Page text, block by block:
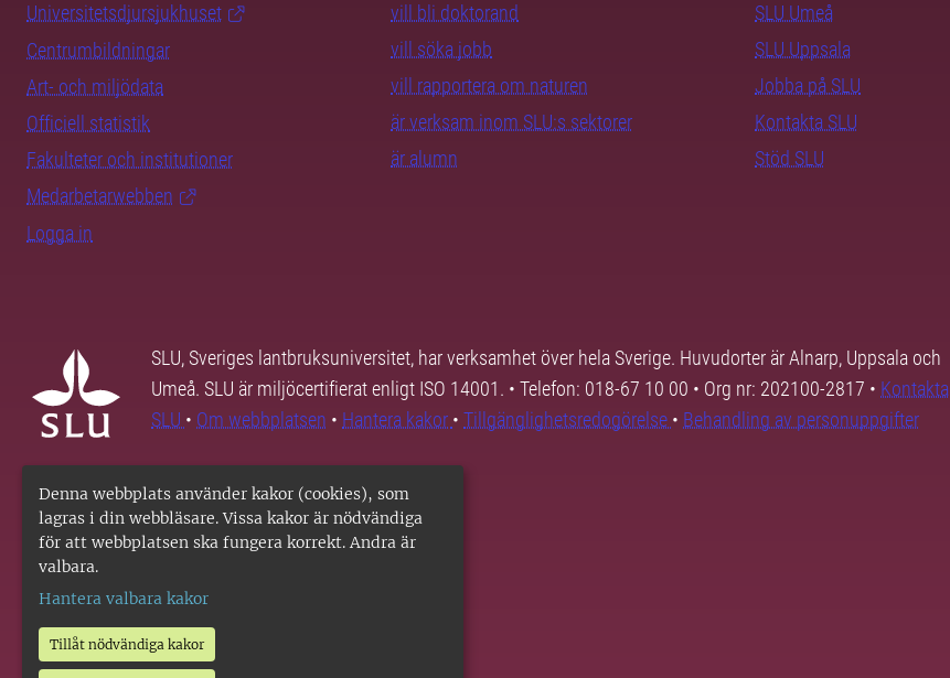
Denna webbplats använder kakor (cookies), som
lagras i din webbläsare. Vissa kakor är nödvändiga
för att webbplatsen ska fungera korrekt. Andra är
valbara.
Hantera valbara kakor
Tillåt nödvändiga kakor
Universitetsdjursjukhuset
Centrumbildningar
Art- och miljödata
Officiell statistik
Fakulteter och institutioner
Medarbetarwebben
Logga in
vill bli doktorand
vill söka jobb
vill rapportera om naturen
är verksam inom SLU:s sektorer
är alumn
SLU Umeå
SLU Uppsala
Jobba på SLU
Kontakta SLU
Stöd SLU
SLU, Sveriges lantbruksuniversitet, har verksamhet över hela Sverige. Huvudorter är Alnarp, Uppsala och
Umeå. SLU är miljöcertifierat enligt ISO 14001. • Telefon: 018-67 10 00 • Org nr: 202100-2817 • Kontakta
SLU • Om webbplatsen • Hantera kakor • Tillgänglighetsredogörelse • Behandling av personuppgifter